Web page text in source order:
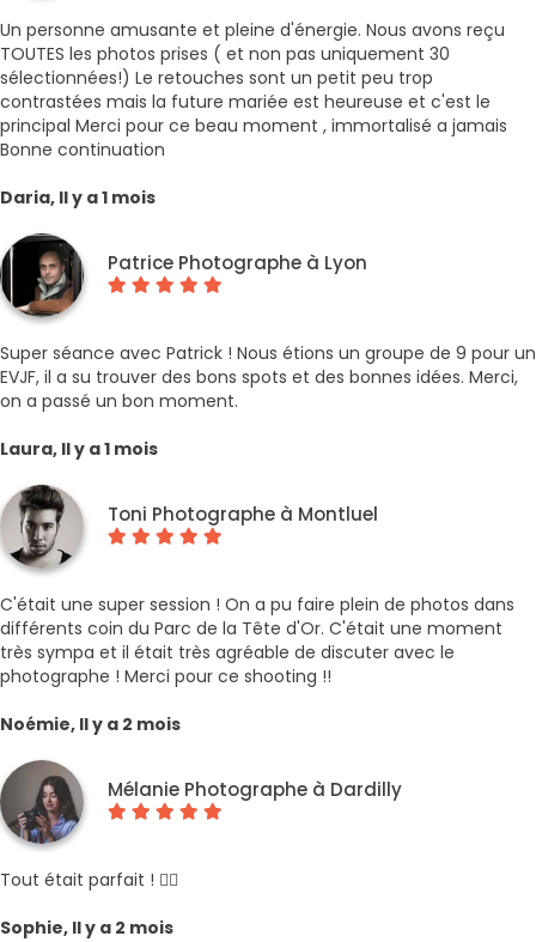
Un personne amusante et pleine d'énergie. Nous avons reçu
TOUTES les photos prises ( et non pas uniquement 30
sélectionnées!) Le retouches sont un petit peu trop
contrastées mais la future mariée est heureuse et c'est le
principal Merci pour ce beau moment , immortalisé a jamais
Bonne continuation
Daria, Il y a 1 mois
Patrice Photographe à Lyon
Super séance avec Patrick ! Nous étions un groupe de 9 pour un
EVJF, il a su trouver des bons spots et des bonnes idées. Merci,
on a passé un bon moment.
Laura, Il y a 1 mois
Toni Photographe à Montluel
C'était une super session ! On a pu faire plein de photos dans
différents coin du Parc de la Tête d'Or. C'était une moment
très sympa et il était très agréable de discuter avec le
photographe ! Merci pour ce shooting !!
Noémie, Il y a 2 mois
Mélanie Photographe à Dardilly
Tout était parfait ! 👍🏻
Sophie, Il y a 2 mois